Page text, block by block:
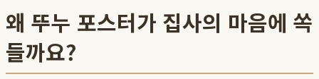
왜 뚜누 포스터가 집사의 마음에 쏙
들까요?